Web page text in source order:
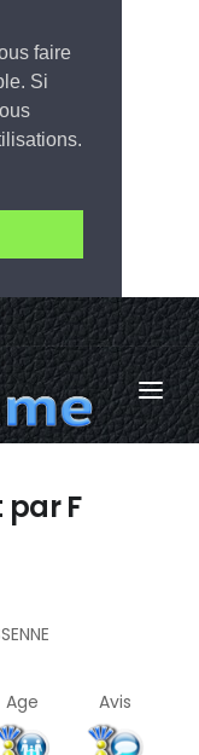
faire
Si
par F
Age Avis